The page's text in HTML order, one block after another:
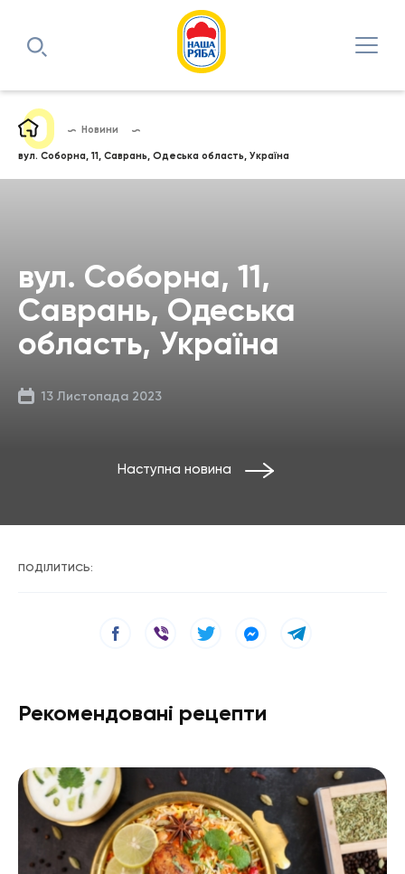
Новини
вул. Соборна, 11, Саврань, Одеська область, Україна
вул. Соборна, 11,
Саврань, Одеська
область, Україна
13 Листопада 2023
Наступна новина
ПОДІЛИТИСЬ:
Рекомендовані рецепти